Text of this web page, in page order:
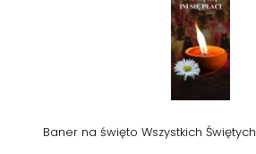
Baner na święto Wszystkich Świętych